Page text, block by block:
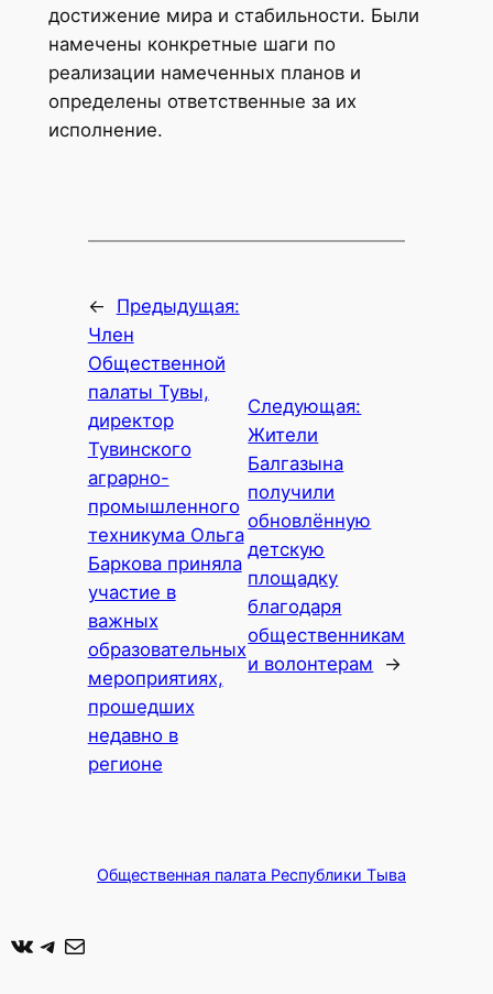
достижение мира и стабильности. Были
намечены конкретные шаги по
реализации намеченных планов и
определены ответственные за их
исполнение.
←
Предыдущая:
Член
Общественной
палаты Тувы,
директор
Тувинского
аграрно-
промышленного
техникума Ольга
Баркова приняла
участие в
важных
образовательных
мероприятиях,
прошедших
недавно в
регионе
Следующая:
Жители
Балгазына
получили
обновлённую
детскую
площадку
благодаря
общественникам
и волонтерам
→
Общественная палата Республики Тыва
ВКонтакте Telegram Почта